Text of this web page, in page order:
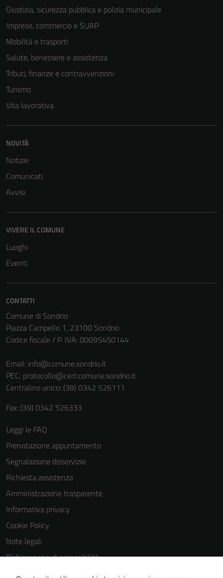
Giustizia, sicurezza pubblica e polizia municipale
Imprese, commercio e SUAP
Mobilità e trasporti
Salute, benessere e assistenza
Tributi, finanze e contravvenzioni
Turismo
Vita lavorativa
NOVITÀ
Notizie
Comunicati
Avvisi
VIVERE IL COMUNE
Luoghi
Eventi
CONTATTI
Comune di Sondrio
Piazza Campello 1, 23100 Sondrio
Codice fiscale / P. IVA: 00095450144
Email: info@comune.sondrio.it
PEC: protocollo@cert.comune.sondrio.it
Centralino unico: (39) 0342 526111
Fax: (39) 0342 526333
Leggi le FAQ
Prenotazione appuntamento
Segnalazione disservizio
Richiesta assistenza
Amministrazione trasparente
Informativa privacy
Cookie Policy
Note legali
Dichiarazione di accessibilità
Dichiarazione di accessibilità Servizi
del sito e non
non raccolgono